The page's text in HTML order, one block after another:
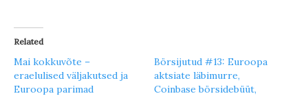
Related
Mai kokkuvõte –
eraelulised väljakutsed ja
Euroopa parimad
Börsijutud #13: Euroopa
aktsiate läbimurre,
Coinbase börsidebüüt,